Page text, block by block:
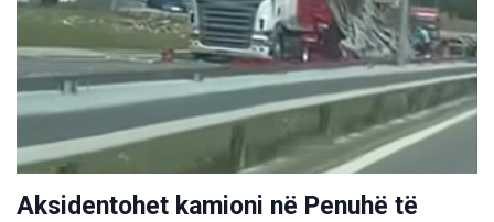
Aksidentohet kamioni në Penuhë të